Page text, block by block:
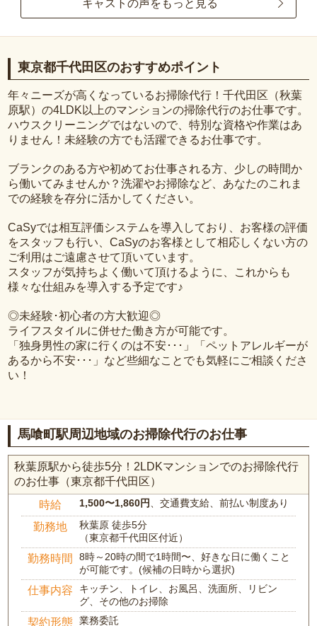
キャストの声をもっと見る
東京都千代田区のおすすめポイント
年々ニーズが高くなっているお掃除代行！千代田区（秋葉
原駅）の4LDK以上のマンションの掃除代行のお仕事です。
ハウスクリーニングではないので、特別な資格や作業はあ
りません！未経験の方でも活躍できるお仕事です。
ブランクのある方や初めてお仕事される方、少しの時間か
ら働いてみませんか？洗濯やお掃除など、あなたのこれま
での経験を存分に活かしてください。
CaSyでは相互評価システムを導入しており、お客様の評価
をスタッフも行い、CaSyのお客様として相応しくない方の
ご利用はご遠慮させて頂いています。
スタッフが気持ちよく働いて頂けるように、これからも
様々な仕組みを導入する予定です♪
◎未経験･初心者の方大歓迎◎
ライフスタイルに併せた働き方が可能です。
「独身男性の家に行くのは不安･･･」「ペットアレルギーが
あるから不安･･･」など些細なことでも気軽にご相談くださ
い！
馬喰町駅周辺地域のお掃除代行のお仕事
秋葉原駅から徒歩5分！2LDKマンションでのお掃除代行
のお仕事（東京都千代田区）
時給 1,500〜1,860円、交通費支給、前払い制度あり
勤務地
秋葉原 徒歩5分
（東京都千代田区付近）
勤務時間
8時～20時の間で1時間〜、好きな日に働くこと
が可能です。(候補の日時から選択)
仕事内容
キッチン、トイレ、お風呂、洗面所、リビン
グ、その他のお掃除
契約形態 業務委託